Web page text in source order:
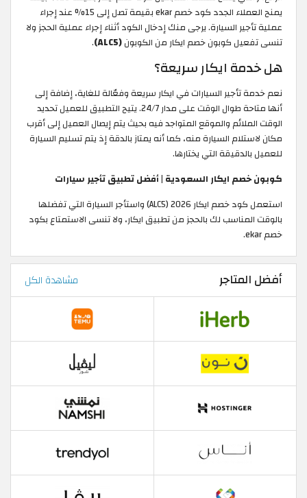
يمنح العملاء الجدد كود خصم ekar بقيمة تصل إلى 15% عند إجراء
عملية تأجير السيارة. يرجى منك إدخال الكود أثناء إجراء عملية الحجز ولا
تنسى تفعيل كوبون خصم ايكار من الكوبون(ALC5)
.
هل خدمة ايكار سريعة؟
نعم خدمة تأجير السيارات في ايكار سريعة وفعّالة للغاية، إضافة إلى
أنها متاحة طوال الوقت على مدار 24/7. يتيح التطبيق للعميل تحديد
الوقت الملائم والموقع المتواجد فيه بحيث يتم إيصال العميل إلى أقرب
مكان لاستلام السيارة منه، كما أنه يمتاز بالدقة إذ يتم تسليم السيارة
للعميل بالدقيقة التي يختارها.
كوبون خصم ايكار السعودية | أفضل تطبيق تأجير سيارات
استعمل كود خصم ايكار 2026 (ALC5) واستأجر السيارة التي تفضلها
بالوقت المناسب لك بالحجز من تطبيق ايكار، ولا تنسى الاستمتاع بكود
خصم ekar.
أفضل المتاجر مشاهدة الكل